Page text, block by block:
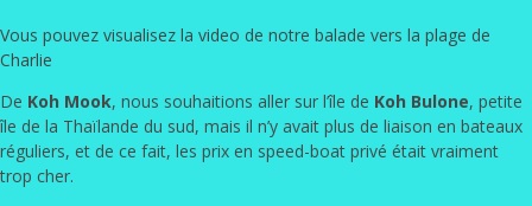
Vous pouvez visualisez la video de notre balade vers la plage de
Charlie
De Koh Mook, nous souhaitions aller sur l’île de Koh Bulone, petite
île de la Thaïlande du sud, mais il n’y avait plus de liaison en bateaux
réguliers, et de ce fait, les prix en speed-boat privé était vraiment
trop cher.